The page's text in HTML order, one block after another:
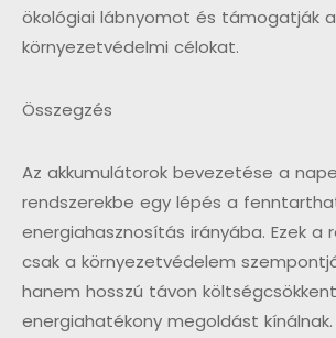
ökológiai lábnyomot és támogatják a
környezetvédelmi célokat.
Összegzés
Az akkumulátorok bevezetése a
rendszerekbe egy lépés a
energiahasznosítás irányába. Ezek a
csak a környezetvédelem
hanem hosszú távon
energiahatékony megoldást kínálnak.